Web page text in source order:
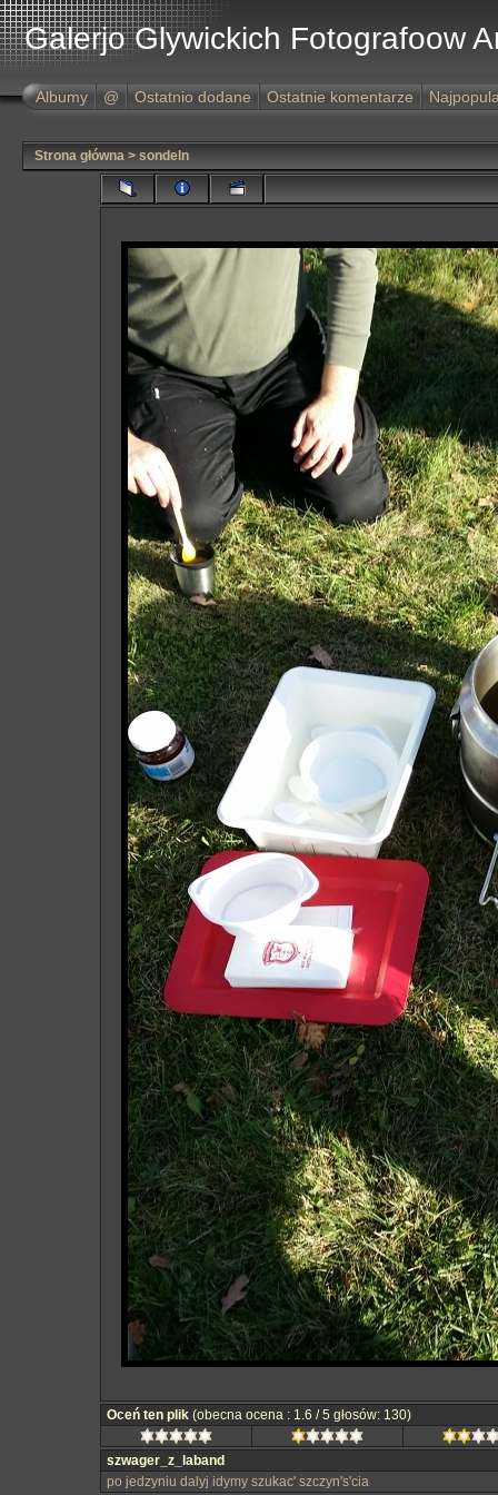
Galerjo Glywickich Fotografoow
Albumy @ Ostatnio dodane Ostatnie komentarze
Strona główna > sondeln
Oceń ten plik (obecna ocena : 1.6 / 5 głosów: 130)
szwager_z_laband
po jedzyniu dalyj idymy szukac' szczyn's'cia